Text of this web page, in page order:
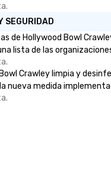
SEGURIDAD
de Hollywood Bowl
lista de las
Crawley limpia y
nueva medida